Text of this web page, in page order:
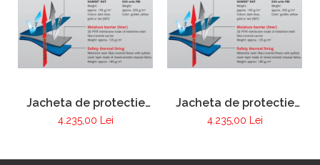
Jacheta de protectie
FIRE MAX 3 albastru
inchis, NOMEX®
4.235,00 Lei
Jacheta de protectie
FIRE MAX 3 galben,
NOMEX® Tought
4.235,00 Lei